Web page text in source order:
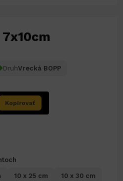
DruhVrecká BOPP
Kopírovať
10 x 25 cm 10 x 30 cm